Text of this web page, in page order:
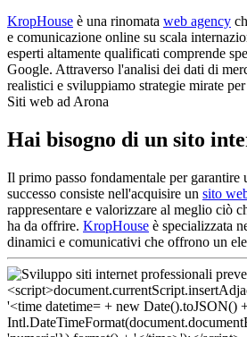
KropHouse è una rinomata web agency
e comunicazione online su scala
esperti altamente qualificati comprende
Google. Attraverso l'analisi dei dati di
realistici e sviluppiamo strategie mirate
Siti web ad Arona
Hai bisogno di un sito
Il primo passo fondamentale per garantire
successo consiste nell'acquisire un sito
rappresentare e valorizzare al meglio ciò
ha da offrire. KropHouse è specializzata
dinamici e comunicativi che offrono un